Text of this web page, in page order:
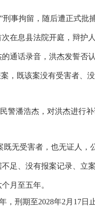
事拘留，随后遭正式批
在息县法院开庭，辩护
通话录音，洪杰发誓否
，既该案没有受害者、
警潘浩杰，对洪杰进行补
既无受害者，也无证人，
足、没有报案记录、立
月至五年。
，刑期至2028年2 月 17日